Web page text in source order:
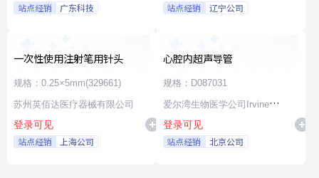
站点经销 广东科技 站点经销 辽宁公司
一次性使用注射笔用针头
规格：0.25×5mm(329661)
苏州英佰达医疗器械有限公司
登录可见
站点经销 上海公司
心腔内超声导管
规格：D087031
爱尔湾生物医学公司Irvine
Biomedical,Inc. a St. Jude
Medical Company
登录可见
站点经销 北京公司